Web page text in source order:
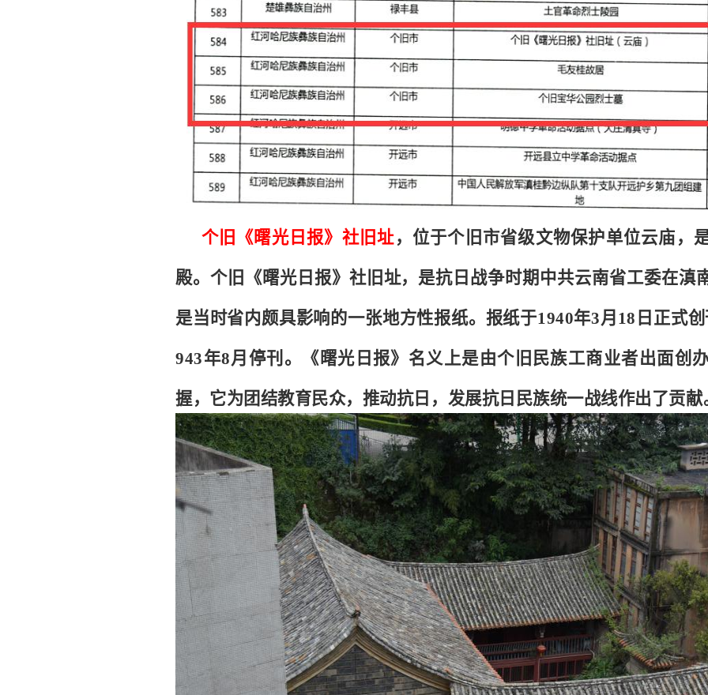
个旧《曙光日报》 社旧址 ，位于个旧市省级文物保护单位云庙，
殿。 个旧《曙光日报》 社旧址， 是抗日战争时期中共云南省工委在滇
是当时省内颇具影响的一张地方性报纸。报纸于1940年3月18日正式
943年8月停刊。《曙光日报》名义上是由个旧民族工商业者出面创
握，它为团结教育民众，推动抗日，发展抗日民族统一战线作出了贡献